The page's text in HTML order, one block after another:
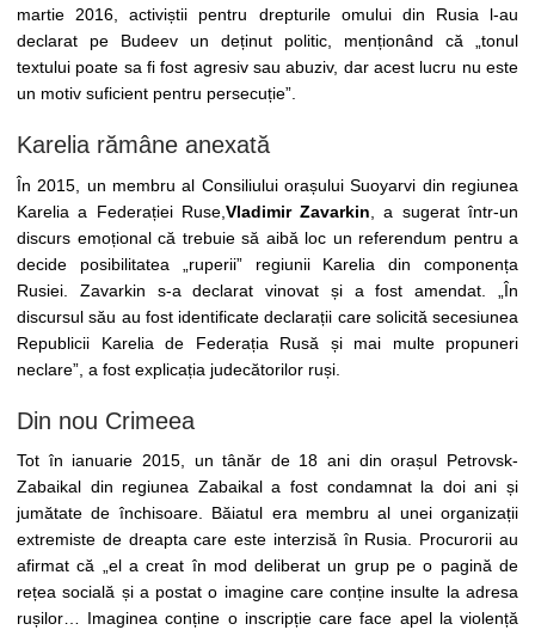
martie 2016, activiștii pentru drepturile omului din Rusia l-au
declarat pe Budeev un deținut politic, menționând că „tonul
textului poate sa fi fost agresiv sau abuziv, dar acest lucru nu este
un motiv suficient pentru persecuție”.
Karelia rămâne anexată
În 2015, un membru al Consiliului orașului Suoyarvi din regiunea
Karelia a Federației Ruse, Vladimir Zavarkin , a sugerat într-un
discurs emoțional că trebuie să aibă loc un referendum pentru a
decide posibilitatea „ruperii” regiunii Karelia din componența
Rusiei. Zavarkin s-a declarat vinovat și a fost amendat. „În
discursul său au fost identificate declarații care solicită secesiunea
Republicii Karelia de Federația Rusă și mai multe propuneri
neclare”, a fost explicația judecătorilor ruși.
Din nou Crimeea
Tot în ianuarie 2015, un tânăr de 18 ani din orașul Petrovsk-
Zabaikal din regiunea Zabaikal a fost condamnat la doi ani și
jumătate de închisoare. Băiatul era membru al unei organizații
extremiste de dreapta care este interzisă în Rusia. Procurorii au
afirmat că „el a creat în mod deliberat un grup pe o pagină de
rețea socială și a postat o imagine care conține insulte la adresa
rușilor… Imaginea conține o inscripție care face apel la violență